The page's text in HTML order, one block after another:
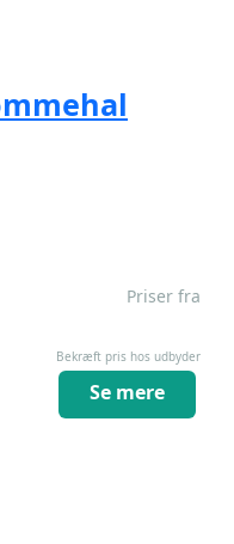
Priser fra
Bekræft pris hos udbyder
Se mere